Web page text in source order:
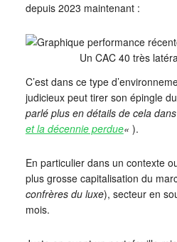
depuis 2023 maintenant :
Un CAC 40 très
C’est dans ce type
judicieux peut tirer son épingle
parlé plus en détails de cela dans
et la décennie perdue« ).
En particulier dans un contexte
plus grosse capitalisation du
confrères du luxe), secteur en
mois.